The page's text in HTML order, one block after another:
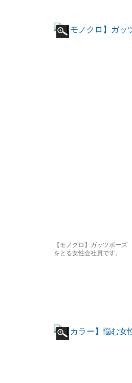
【モノクロ】ガッツポーズ
をとる女性会社員です。